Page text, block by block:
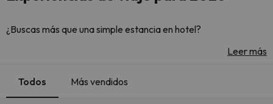
¿Buscas más que una simple estancia en hotel?
paquetes
con spa, wellness y actividades exclusivas
planes pensados para todos los gustos.
Leer más
Todos Más vendidos